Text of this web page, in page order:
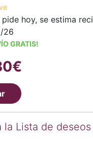
hoy, se estima
26
GRATIS!
la Lista de deseos